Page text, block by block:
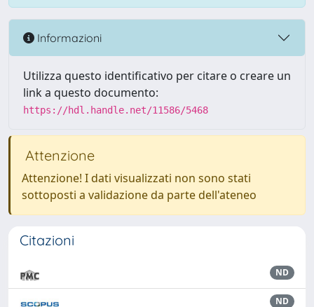
Informazioni
Utilizza questo identificativo per citare o creare un
link a questo documento:
https://hdl.handle.net/11586/5468
Attenzione
Attenzione! I dati visualizzati non sono stati
sottoposti a validazione da parte dell'ateneo
Citazioni
ND
ND